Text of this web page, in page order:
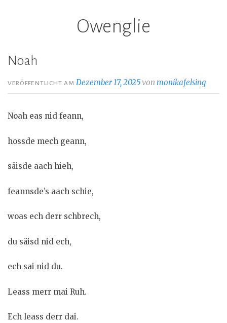
Owenglie
Noah
VERÖFFENTLICHT AMDezember 17, 2025vonmonikafelsing
Noah eas nid feann,
hossde mech geann,
säisde aach hieh,
feannsde’s aach schie,
woas ech derr schbrech,
du säisd nid ech,
ech sai nid du.
Leass merr mai Ruh.
Ech leass derr dai.